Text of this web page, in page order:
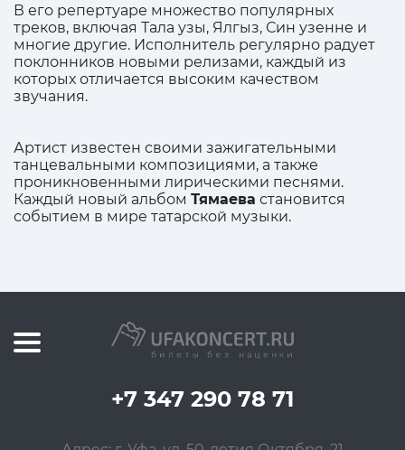
В его репертуаре множество популярных
треков, включая Тала узы, Ялгыз, Син узенне и
многие другие. Исполнитель регулярно радует
поклонников новыми релизами, каждый из
которых отличается высоким качеством
звучания.
Артист известен своими зажигательными
танцевальными композициями, а также
проникновенными лирическими песнями.
Каждый новый альбом Тямаева становится
событием в мире татарской музыки.
+7 347 290 78 71